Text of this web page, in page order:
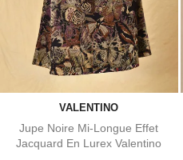
VALENTINO
Jupe Noire Mi-Longue Effet
Jacquard En Lurex Valentino